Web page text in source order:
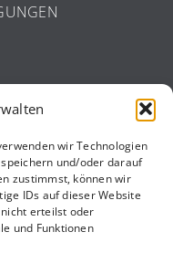
wir Technologien
und/oder darauf
zustimmst, können wir
IDs auf dieser Website
erteilst oder
und Funktionen